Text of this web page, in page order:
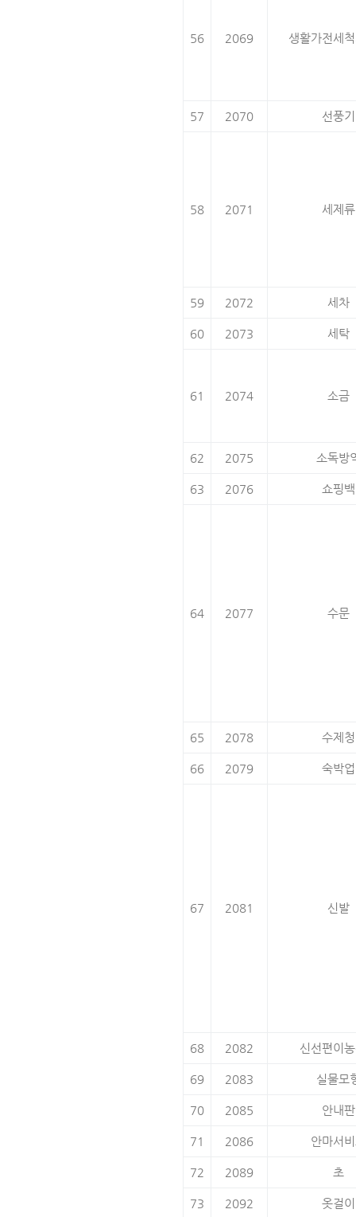
56 2069 생활가전세
57 2070 선풍기
58 2071 세제류
59 2072 세차
60 2073 세탁
61 2074 소금
62 2075 소독방
63 2076 쇼핑백
64 2077 수문
65 2078 수제청
66 2079 숙박업
67 2081 신발
68 2082 신선편이
69 2083 실물모
70 2085 안내판
71 2086 안마서
72 2089 초
73 2092 옷걸이